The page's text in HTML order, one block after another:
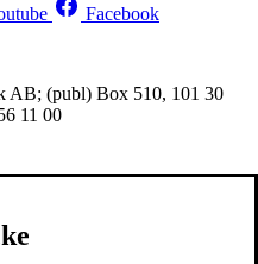
Facebook
(publ) Box 510, 101 30
11 00